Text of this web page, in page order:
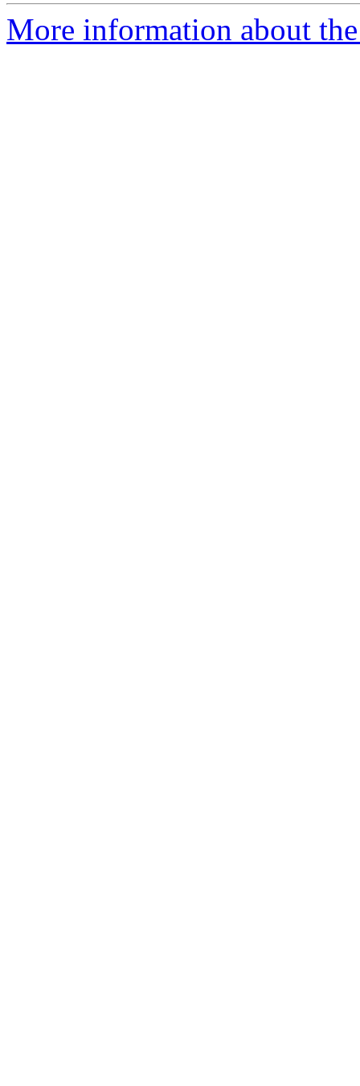
More information about